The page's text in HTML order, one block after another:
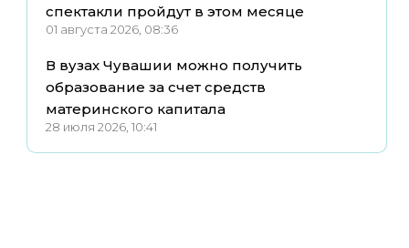
спектакли пройдут в этом месяце
01 августа 2026, 08:36
В вузах Чувашии можно получить
образование за счет средств
материнского капитала
28 июля 2026, 10:41